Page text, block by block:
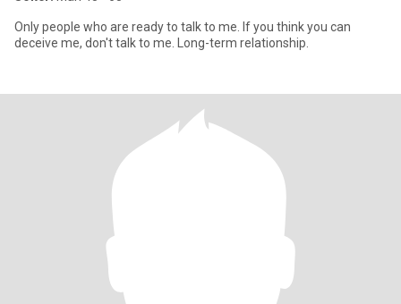
Only people who are ready to talk to me. If you think you can
deceive me, don't talk to me. Long-term relationship.